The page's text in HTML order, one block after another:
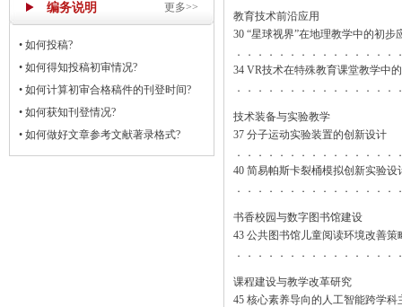
编务说明 更多>>
• 如何投稿?
• 如何得知投稿初审情况?
• 如何计算初审合格稿件的刊登时间?
• 如何获知刊登情况?
• 如何做好文章参考文献著录格式?
教育技术前沿应用
30 “星球视界”在地理教学中的初步
．．．．．．．．．．．．．．
34 VR技术在特殊教育课堂教学中
．．．．．．．．．．．．．．
技术装备与实验教学
37 分子运动实验装置的创新设计
．．．．．．．．．．．．．．
40 简易帕斯卡裂桶模拟创新实验设
．．．．．．．．．．．．．．
书香校园与数字图书馆建设
43 公共图书馆儿童阅读环境改善策
．．．．．．．．．．．．．．
课程建设与教学改革研究
45 核心素养导向的人工智能跨学